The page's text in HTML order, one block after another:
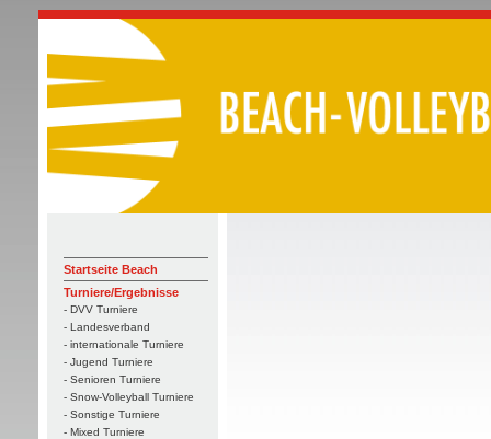
Startseite Beach
Turniere/Ergebnisse
- DVV Turniere
- Landesverband
- internationale Turniere
- Jugend Turniere
- Senioren Turniere
- Snow-Volleyball Turniere
- Sonstige Turniere
- Mixed Turniere